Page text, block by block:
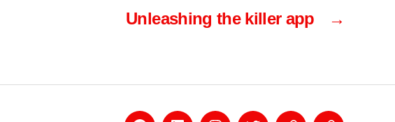
→
Unleashing the killer app